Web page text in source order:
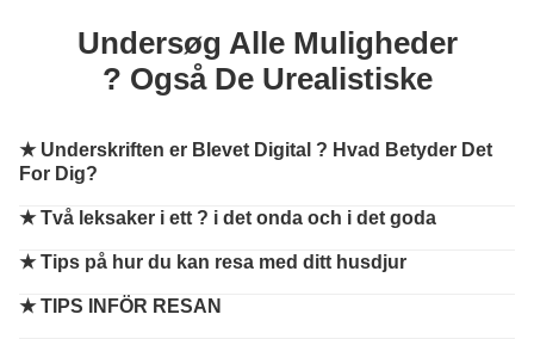
Undersøg Alle Muligheder
? Også De Urealistiske
★ Underskriften er Blevet Digital ? Hvad Betyder Det
For Dig?
★Två leksaker i ett ? i det onda och i det goda
★Tips på hur du kan resa med ditt husdjur
★TIPS INFÖR RESAN